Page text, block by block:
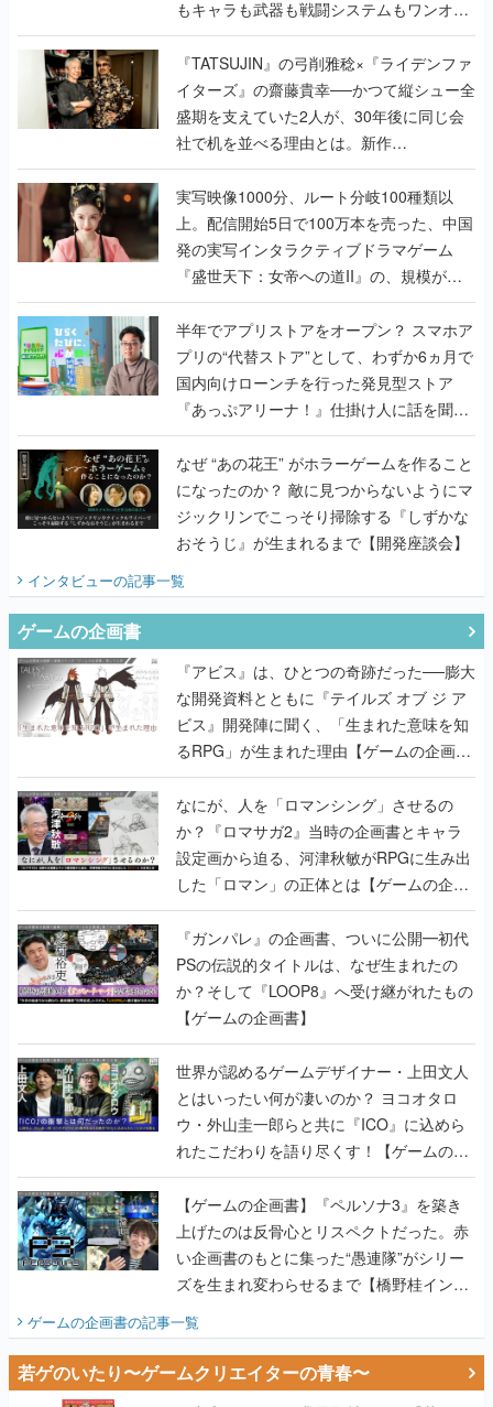
もキャラも武器も戦闘システムもワンオフ
で作り込まれた理由を両ディレクターに聞
く
『TATSUJIN』の弓削雅稔×『ライデンファ
イターズ』の齋藤貴幸──かつて縦シュー全
盛期を支えていた2人が、30年後に同じ会
社で机を並べる理由とは。新作
『TATSUJIN EXTREME』で初タッグを組
んだレジェンド2人に訊く開発秘話
実写映像1000分、ルート分岐100種類以
上。配信開始5日で100万本を売った、中国
発の実写インタラクティブドラマゲーム
『盛世天下：女帝への道II』の、規模が違
うこだわりをプロデューサーに聞いた
半年でアプリストアをオープン？ スマホア
プリの“代替ストア”として、わずか6ヵ月で
国内向けローンチを行った発見型ストア
『あっぷアリーナ！』仕掛け人に話を聞い
てみた
なぜ “あの花王” がホラーゲームを作ること
になったのか？ 敵に見つからないようにマ
ジックリンでこっそり掃除する『しずかな
おそうじ』が生まれるまで【開発座談会】
インタビューの記事一覧
ゲームの企画書
『アビス』は、ひとつの奇跡だった──膨大
な開発資料とともに『テイルズ オブ ジ ア
ビス』開発陣に聞く、「生まれた意味を知
るRPG」が生まれた理由【ゲームの企画
書】
なにが、人を「ロマンシング」させるの
か？『ロマサガ2』当時の企画書とキャラ
設定画から迫る、河津秋敏がRPGに生み出
した「ロマン」の正体とは【ゲームの企画
書】
『ガンパレ』の企画書、ついに公開━初代
PSの伝説的タイトルは、なぜ生まれたの
か？そして『LOOP8』へ受け継がれたもの
【ゲームの企画書】
世界が認めるゲームデザイナー・上田文人
とはいったい何が凄いのか？ ヨコオタロ
ウ・外山圭一郎らと共に『ICO』に込めら
れたこだわりを語り尽くす！【ゲームの企
画書】
【ゲームの企画書】『ペルソナ3』を築き
上げたのは反骨心とリスペクトだった。赤
い企画書のもとに集った“愚連隊”がシリー
ズを生まれ変わらせるまで【橋野桂インタ
ゲームの企画書の記事一覧
若ゲのいたり〜ゲームクリエイターの青春〜